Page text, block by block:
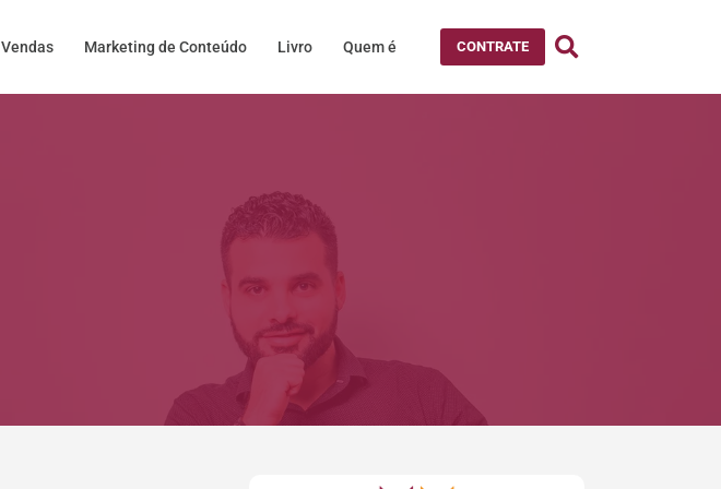
Vendas Marketing de Conteúdo Livro Quem é CONTRATE